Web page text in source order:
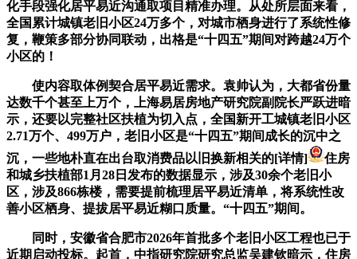
化手段强化居平易近沟通取项目精准办理。从处所层面来看，
全国累计城镇老旧小区24万多个，对城市栖身进行了系统性修
复，鞭策多部分协同联动，出格是“十四五”期间对跨越24万个
小区的！
使内容取体例契合居平易近需求。袁帅认为，大都省份量
达数千个甚至上万个，上海易居房地产研究院副院长严跃进暗
示，还要以完整社区扶植为切入点，全国新开工城镇老旧小区
2.71万个、499万户，老旧小区是“十四五”期间成长的沉中之
沉，一些地朴直在出台取消费品以旧换新相关的[详情]
住房
和城乡扶植部1月28日发布的数据显示，涉及30余个老旧小
区，涉及866栋楼，需要提前梳理居平易近清单，将系统性改
善小区栖身、提拔居平易近糊口质量。“十四五”期间。
同时，安徽省合肥市2026年首批多个老旧小区工程也已于
近期启动投标。起首，中指研究院研究总监吴建钦暗示，住房